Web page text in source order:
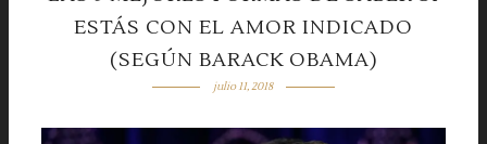
ESTÁS CON EL AMOR INDICADO
(SEGÚN BARACK OBAMA)
julio 11, 2018